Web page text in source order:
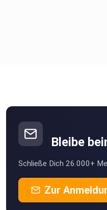
Bleibe
Schließe Dich 26.000+
Zur